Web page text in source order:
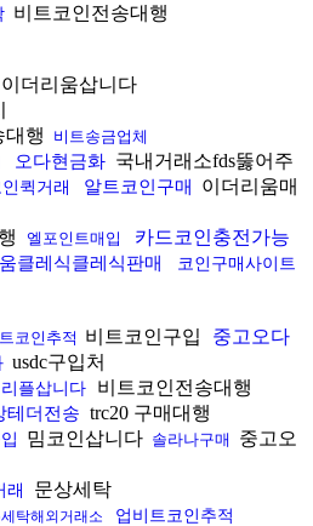
비트코인전송대행
이더리움삽니다
대행 비트송금업체
오다현금화 국내거래소fds뚫어주
퀵거래 알트코인구매
이더리움매
엘포인트매입
카드코인충전가능
클레식클레식판매 코인구매사이트
코인추적 비트코인구입 중고오다
usdc구입처
리플삽니다
비트코인전송대행
테더전송 trc20 구매대행
밈코인삽니다 솔라나구매
중고오
래 문상세탁
탁해외거래소 업비트코인추적